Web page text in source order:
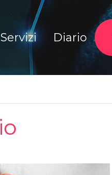
Servizi Diario